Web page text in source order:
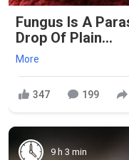
Fungus Is A
Drop Of Plain...
More
347 199
9 h 3 min